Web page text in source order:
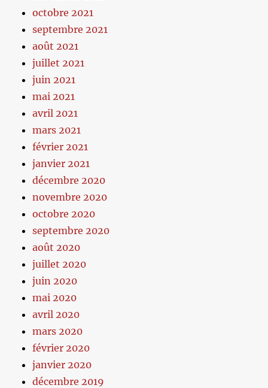
octobre 2021
septembre 2021
août 2021
juillet 2021
juin 2021
mai 2021
avril 2021
mars 2021
février 2021
janvier 2021
décembre 2020
novembre 2020
octobre 2020
septembre 2020
août 2020
juillet 2020
juin 2020
mai 2020
avril 2020
mars 2020
février 2020
janvier 2020
décembre 2019